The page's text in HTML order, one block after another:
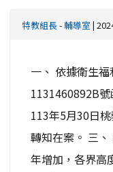
特教組長-輔導室 |
一、 依據衛生
1131460892B
113年5月30日
轉知在案。 三
年增加，各界高